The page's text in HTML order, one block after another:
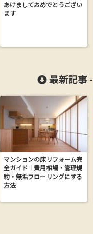
あけましておめでとうござい
ます
最新記事 -
マンションの床リフォーム完
全ガイド｜費用相場・管理規
約・無垢フローリングにする
方法